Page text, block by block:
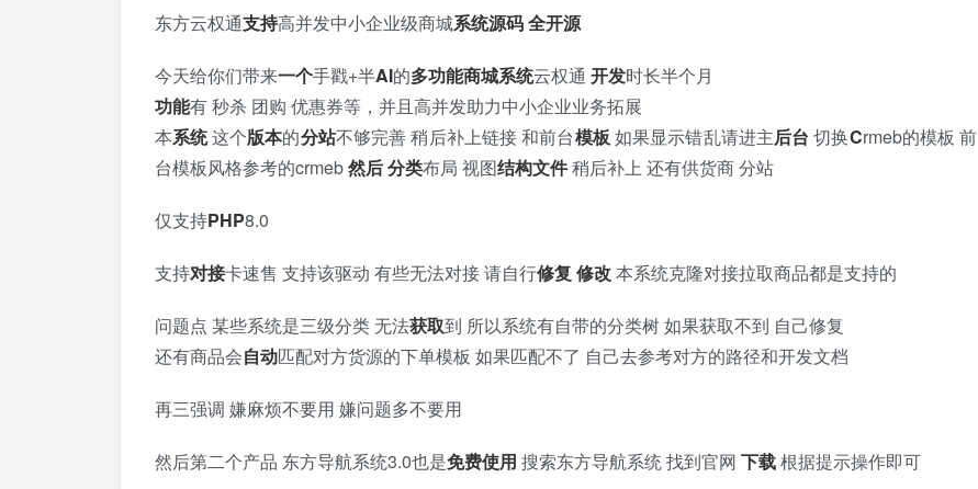
东方云权通支持高并发中小企业级商城系统源码全开源
今天给你们带来一个手戳+半AI的多功能商城系统云权通 开发时长半个月
功能有 秒杀 团购 优惠券等，并且高并发助力中小企业业务拓展
本系统这个版本的分站不够完善 稍后补上链接 和前台模板如果显示错乱请进主后台 切换Crmeb的模板 前
台模板风格参考的crmeb然后分类布局 视图结构文件稍后补上 还有供货商 分站
仅支持PHP8.0
支持对接卡速售 支持该驱动 有些无法对接 请自行修复 修改本系统克隆对接拉取商品都是支持的
问题点 某些系统是三级分类 无法获取到 所以系统有自带的分类树 如果获取不到 自己修复
还有商品会自动匹配对方货源的下单模板 如果匹配不了 自己去参考对方的路径和开发文档
再三强调 嫌麻烦不要用 嫌问题多不要用
然后第二个产品 东方导航系统3.0也是免费使用 搜索东方导航系统 找到官网 下载根据提示操作即可